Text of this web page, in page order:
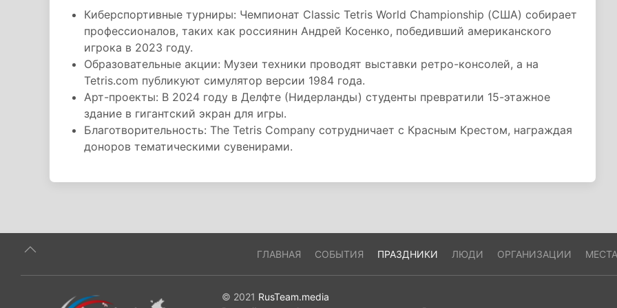
Киберспортивные турниры: Чемпионат Classic Tetris World Championship (США) собирает
профессионалов, таких как россиянин Андрей Косенко, победивший американского
игрока в 2023 году.
Образовательные акции: Музеи техники проводят выставки ретро-консолей, а на
Tetris.com публикуют симулятор версии 1984 года.
Арт-проекты: В 2024 году в Делфте (Нидерланды) студенты превратили 15-этажное
здание в гигантский экран для игры.
Благотворительность: The Tetris Company сотрудничает с Красным Крестом, награждая
доноров тематическими сувенирами.
ГЛАВНАЯ СОБЫТИЯ ПРАЗДНИКИ ЛЮДИ ОРГАНИЗАЦИИ МЕСТА
© 2021 RusTeam.media